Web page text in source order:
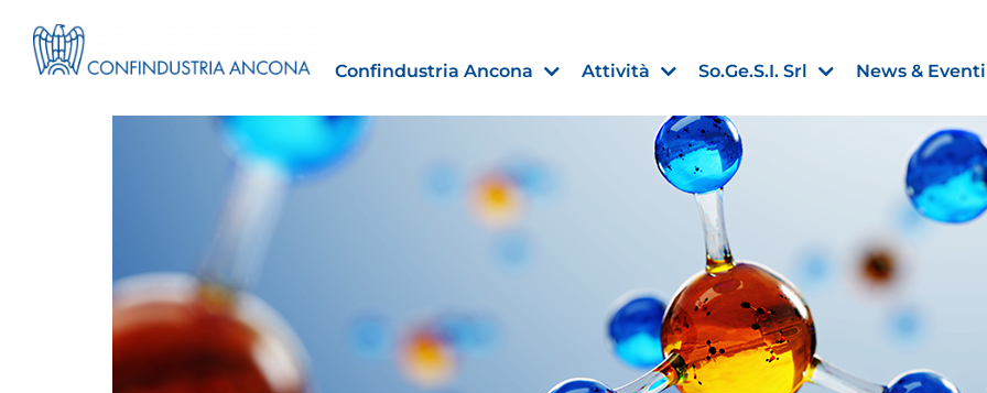
Confindustria Ancona Attività So.Ge.S.I. Srl News & Eventi
Importazioni dagli Stati Uniti nell’UE:
novità sulle prove di origine non
preferenziale
Finanza agevolata
“PMI, Industria e Incentivi alle
”
30 Luglio 2026